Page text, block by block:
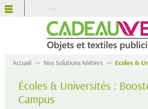
Blog
Accueil Nos Solutions Métiers Ecoles &
Écoles & Universités :
Campus